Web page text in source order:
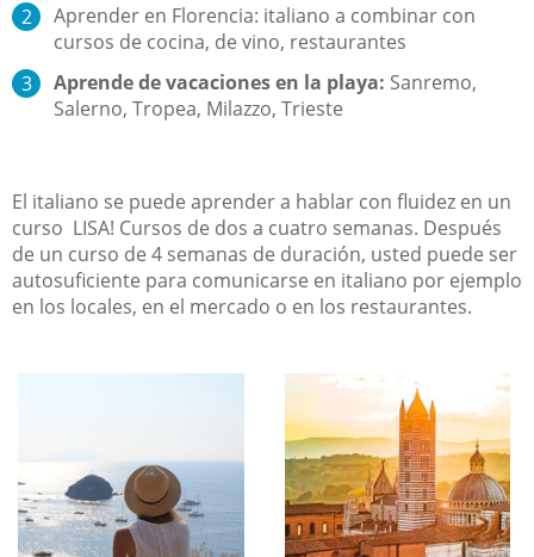
Aprender en Florencia: italiano a combinar con
cursos de cocina, de vino, restaurantes
Aprende de vacaciones en la playa: Sanremo,
Salerno, Tropea, Milazzo, Trieste
El italiano se puede aprender a hablar con fluidez en un
curso LISA! Cursos de dos a cuatro semanas. Después
de un curso de 4 semanas de duración, usted puede ser
autosuficiente para comunicarse en italiano por ejemplo
en los locales, en el mercado o en los restaurantes.